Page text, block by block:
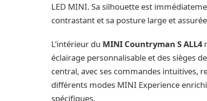
LED MINI. Sa silhouette est
contrastant et sa posture large et
L’intérieur du MINI Countryman S ALL4
éclairage personnalisable et des sièges
central, avec ses commandes intuitives,
différents modes MINI Experience
spécifiques.